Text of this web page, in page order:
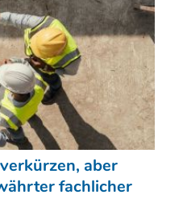
aber
fachlicher